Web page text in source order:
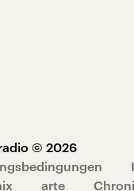
© 2026
arte